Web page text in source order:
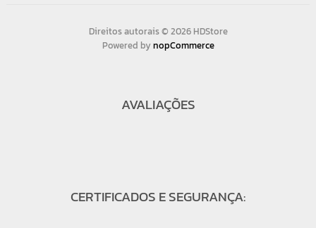
Direitos autorais © 2026 HDStore
Powered bynopCommerce
AVALIAÇÕES
CERTIFICADOS E SEGURANÇA: